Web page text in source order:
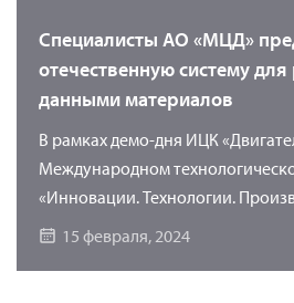
Специалисты АО «МЦД»
отечественную систему
данными материалов
В рамках демо-дня ИЦК
Международном
«Инновации. Технологии.
специалисты компании
15 февраля, 2024